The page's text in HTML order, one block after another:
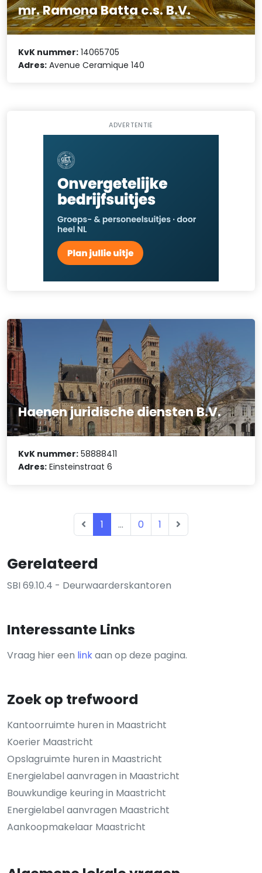
Gerelateerd
SBI 69.10.4 - Deurwaarderskantoren
Interessante Links
Vraag hier een linkaan op deze pagina.
Zoek op trefwoord
Kantoorruimte huren in Maastricht
Koerier Maastricht
Opslagruimte huren in Maastricht
Energielabel aanvragen in Maastricht
Bouwkundige keuring in Maastricht
Energielabel aanvragen Maastricht
Aankoopmakelaar Maastricht
mr. Ramona Batta c.s. B.V.
KvK nummer: 14065705
Adres: Avenue Ceramique 140
ADVERTENTIE
Haenen juridische diensten B.V.
KvK nummer: 58888411
Adres: Einsteinstraat 6
1 ... 0 1